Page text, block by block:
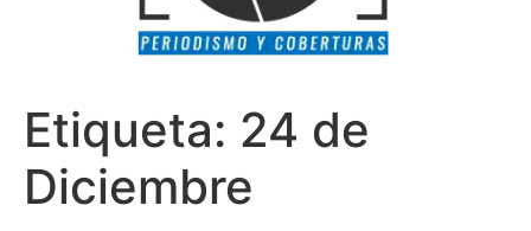
Etiqueta: 24 de
Diciembre